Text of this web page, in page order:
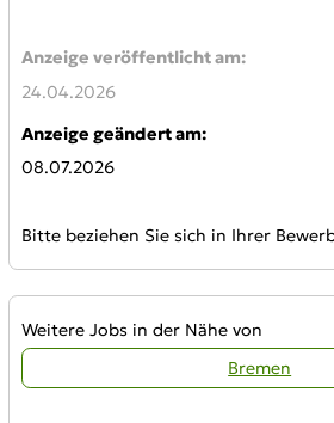
Anzeige veröffentlicht am:
24.04.2026
Anzeige geändert am:
08.07.2026
Bitte beziehen Sie sich in Ihrer
Weitere Jobs in der Nähe von
Bremen